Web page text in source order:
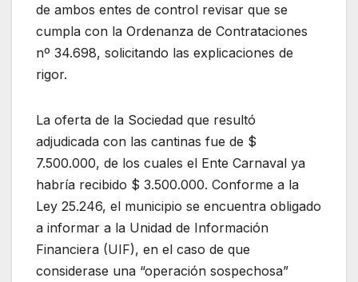
de ambos entes de control revisar que se
cumpla con la Ordenanza de Contrataciones
nº 34.698, solicitando las explicaciones de
rigor.
La oferta de la Sociedad que resultó
adjudicada con las cantinas fue de $
7.500.000, de los cuales el Ente Carnaval ya
habría recibido $ 3.500.000. Conforme a la
Ley 25.246, el municipio se encuentra obligado
a informar a la Unidad de Información
Financiera (UIF), en el caso de que
considerase una “operación sospechosa”